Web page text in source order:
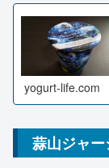
yogurt-life.com
蒜山ジャ